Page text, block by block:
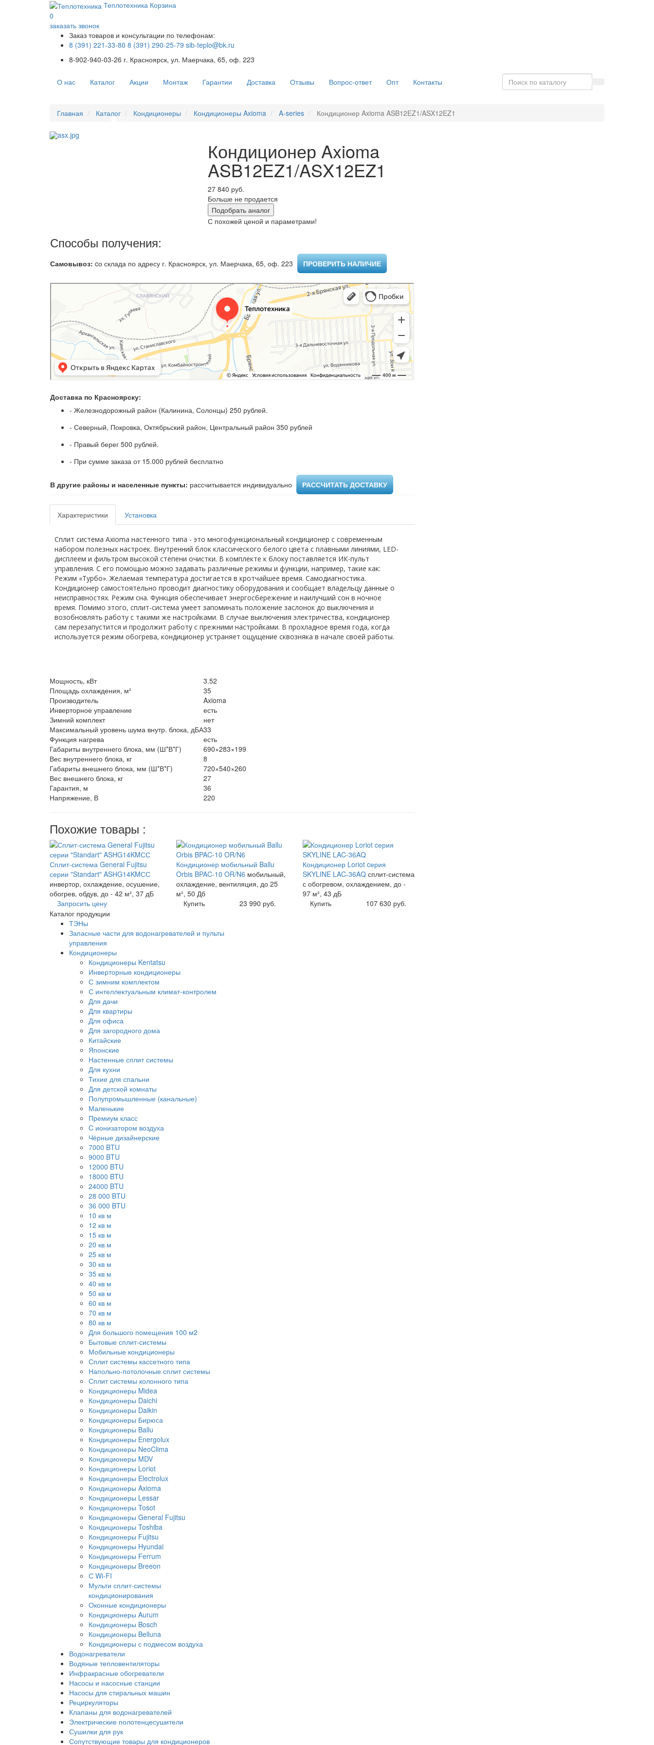
Теплотехника Корзина
0
заказать звонок
Заказ товаров и консультации по телефонам:
8 (391) 221-33-80 8 (391) 290-25-79 sib-teplo@bk.ru
8-902-940-03-26 г. Красноярск, ул. Маерчака, 65, оф. 223
О нас Каталог Акции Монтаж Гарантии Доставка Отзывы Вопрос-ответ Опт Контакты
Главная Каталог Кондиционеры Кондиционеры Axioma A-series Кондиционер Axioma ASB12EZ1/ASX12EZ1
Кондиционер Axioma
ASB12EZ1/ASX12EZ1
27 840 руб.
Больше не продается
Подобрать аналог
С похожей ценой и параметрами!
Способы получения:
Самовывоз: cо склада по адресу г. Красноярск, ул. Маерчака, 65, оф. 223 ​ ПРОВЕРИТЬ НАЛИЧИЕ
Доставка по Красноярску:
- Железнодорожный район (Калинина, Солонцы) 250 рублей.
- Северный, Покровка, Октябрьский район, Центральный район 350 рублей
- Правый берег 500 рублей.
- При сумме заказа от 15.000 рублей бесплатно
В другие районы и населенные пункты: рассчитывается индивидуально ​ РАССЧИТАТЬ ДОСТАВКУ
Характеристики Установка
Сплит система Axioma настенного типа - это многофункциональный кондиционер с современным
набором полезных настроек. Внутренний блок классического белого цвета с плавными линиями, LED-
дисплеем и фильтром высокой степени очистки. В комплекте к блоку поставляется ИК-пульт
управления. С его помощью можно задавать различные режимы и функции, например, такие как:
Режим «Турбо». Желаемая температура достигается в кротчайшее время. Самодиагностика.
Кондиционер самостоятельно проводит диагностику оборудования и сообщает владельцу данные о
неисправностях. Режим сна. Функция обеспечивает энергосбережение и наилучший сон в ночное
время. Помимо этого, сплит-система умеет запоминать положение заслонок до выключения и
возобновлять работу с такими же настройками. В случае выключения электричества, кондиционер
сам перезапустится и продолжит работу с прежними настройками. В прохладное время года, когда
используется режим обогрева, кондиционер устраняет ощущение сквозняка в начале своей работы.
Мощность, кВт
3.52
Площадь охлаждения, м²
35
Производитель
Axioma
Инверторное управление
есть
Зимний комплект
нет
Максимальный уровень шума внутр. блока, дБА33
Функция нагрева
есть
Габариты внутреннего блока, мм (Ш*В*Г)
690×283×199
Вес внутреннего блока, кг
8
Габариты внешнего блока, мм (Ш*В*Г)
720×540×260
Вес внешнего блока, кг
27
Гарантия, м
36
Напряжение, В
220
Похожие товары :
Сплит-система General Fujitsu
серии "Standart" ASHG14KMСС
инвертор, охлаждение, осушение,
обогрев, обдув, до - 42 м², 37 дБ
Запросить цену
Кондиционер мобильный Ballu
Orbis BPAC-10 OR/N6 мобильный,
охлаждение, вентиляция, до 25
м², 50 Дб
Купить
23 990 руб.
Кондиционер Loriot cерия
SKYLINE LAC-36AQ сплит-система
с обогревом, охлаждением, до -
97 м², 43 дБ
Купить
107 630 руб.
Каталог продукции
ТЭНы
Запасные части для водонагревателей и пульты
управления
Кондиционеры
Кондиционеры Kentatsu
Инверторные кондиционеры
С зимним комплектом
С интеллектуальным климат-контролем
Для дачи
Для квартиры
Для офиса
Для загородного дома
Китайские
Японские
Настенные сплит системы
Для кухни
Тихие для спальни
Для детской комнаты
Полупромышленные (канальные)
Маленькие
Премиум класс
C ионизатором воздуха
Чёрные дизайнерские
7000 BTU
9000 BTU
12000 BTU
18000 BTU
24000 BTU
28 000 BTU
36 000 BTU
10 кв м
12 кв м
15 кв м
20 кв м
25 кв м
30 кв м
35 кв м
40 кв м
50 кв м
60 кв м
70 кв м
80 кв м
Для большого помещения 100 м2
Бытовые сплит-системы
Мобильные кондиционеры
Сплит системы кассетного типа
Напольно-потолочные сплит системы
Сплит системы колонного типа
Кондиционеры Midea
Кондиционеры Daichi
Кондиционеры Daikin
Кондиционеры Бирюса
Кондиционеры Ballu
Кондиционеры Energolux
Кондиционеры NeoClima
Кондиционеры MDV
Кондиционеры Loriot
Кондиционеры Electrolux
Кондиционеры Axioma
Кондиционеры Lessar
Кондиционеры Tosot
Кондиционеры General Fujitsu
Кондиционеры Toshiba
Кондиционеры Fujitsu
Кондиционеры Hyundai
Кондиционеры Ferrum
Кондиционеры Breeon
С Wi-FI
Мульти сплит-системы
кондиционирования
Оконные кондиционеры
Кондиционеры Aurum
Кондиционеры Bosch
Кондиционеры Belluna
Кондиционеры с подмесом воздуха
Водонагреватели
Водяные тепловентиляторы
Инфракрасные обогреватели
Насосы и насосные станции
Насосы для стиральных машин
Рециркуляторы
Клапаны для водонагревателей
Электрические полотенцесушители
Сушилки для рук
Сопутствующие товары для кондиционеров